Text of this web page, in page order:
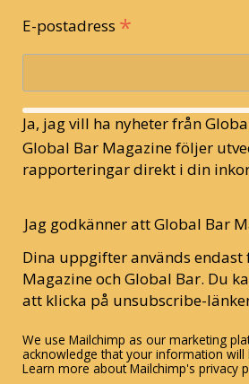
E-postadress *
Ja, jag vill ha nyheter från
Global Bar Magazine följer
rapporteringar direkt i din
Jag godkänner att Global Bar
Dina uppgifter används
Magazine och Global Bar. Du
att klicka på unsubscribe-
We use Mailchimp as our marketing
acknowledge that your information
Learn more about Mailchimp's privacy